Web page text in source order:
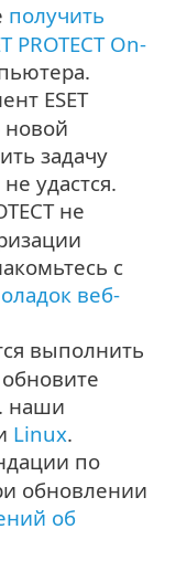
получить
PROTECT On-
ESET
новой
задачу
удастся.
не
с
веб-
выполнить
наши
Linux.
по
обновлении
об